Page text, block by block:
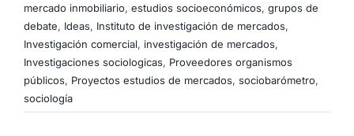
mercado inmobiliario, estudios socioeconómicos, grupos de
debate, Ideas, Instituto de investigación de mercados,
Investigación comercial, investigación de mercados,
Investigaciones sociologicas, Proveedores organismos
públicos, Proyectos estudios de mercados, sociobarómetro,
sociología